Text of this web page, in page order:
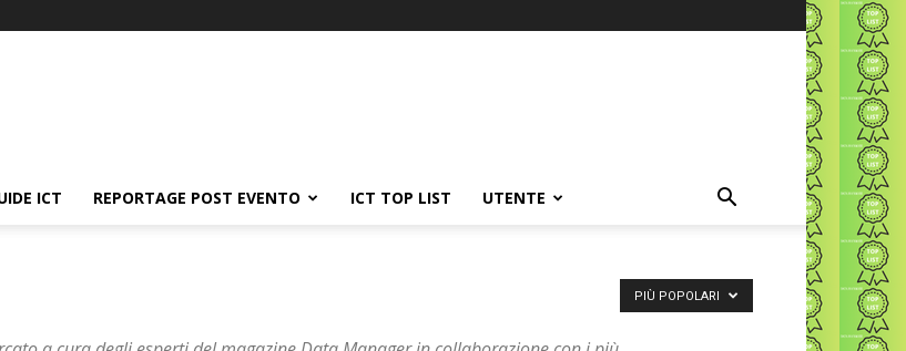
ICT REPORTAGE POST EVENTO ICT TOP LIST UTENTE
PIÙ POPOLARI